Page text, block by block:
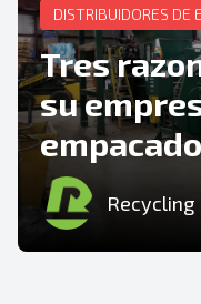
DISTRIBUIDORES DE
Tres
su
Recycling